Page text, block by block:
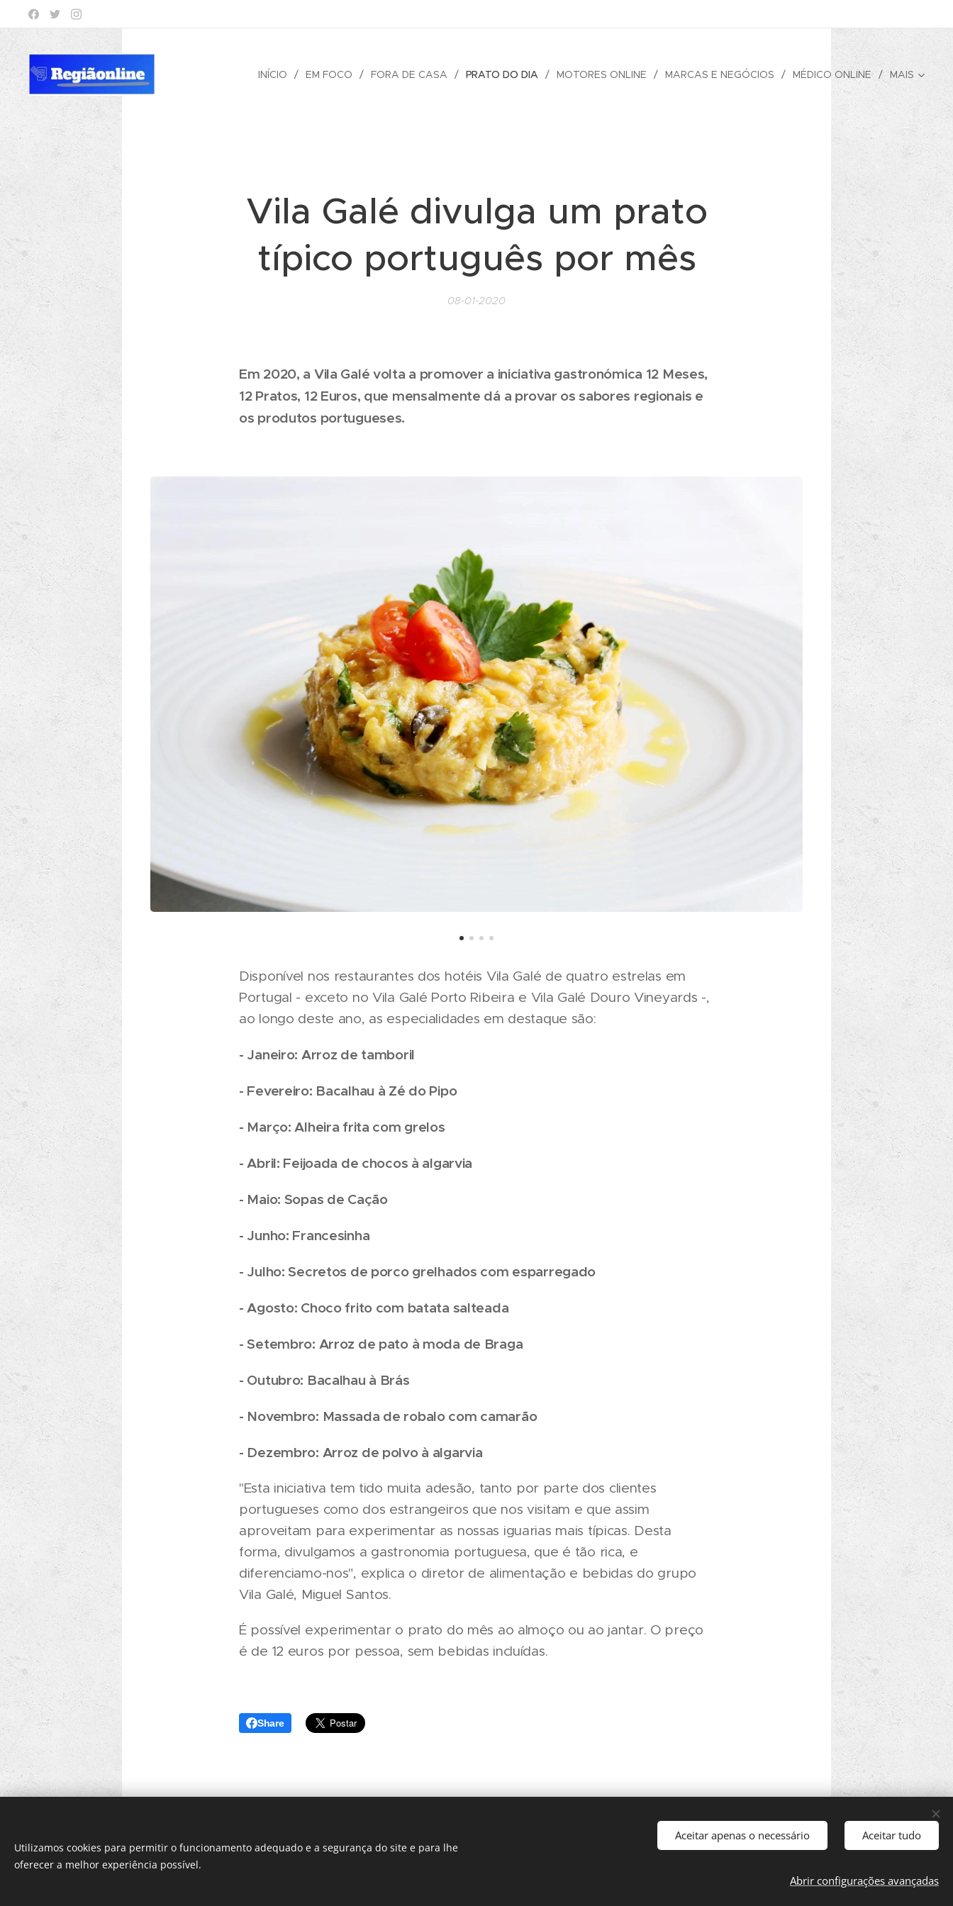
INÍCIO EM FOCO FORA DE CASA PRATO DO DIA MOTORES ONLINE MARCAS E NEGÓCIOS MÉDICO ONLINE MAIS
Vila Galé divulga um prato
típico português por mês
08-01-2020
Em 2020, a Vila Galé volta a promover a iniciativa gastronómica 12 Meses,
12 Pratos, 12 Euros, que mensalmente dá a provar os sabores regionais e
os produtos portugueses.
Disponível nos restaurantes dos hotéis Vila Galé de quatro estrelas em
Portugal - exceto no Vila Galé Porto Ribeira e Vila Galé Douro Vineyards -,
ao longo deste ano, as especialidades em destaque são:
- Janeiro: Arroz de tamboril
- Fevereiro: Bacalhau à Zé do Pipo
- Março: Alheira frita com grelos
- Abril: Feijoada de chocos à algarvia
- Maio: Sopas de Cação
- Junho: Francesinha
- Julho: Secretos de porco grelhados com esparregado
- Agosto: Choco frito com batata salteada
- Setembro: Arroz de pato à moda de Braga
- Outubro: Bacalhau à Brás
- Novembro: Massada de robalo com camarão
- Dezembro: Arroz de polvo à algarvia
"Esta iniciativa tem tido muita adesão, tanto por parte dos clientes
portugueses como dos estrangeiros que nos visitam e que assim
aproveitam para experimentar as nossas iguarias mais típicas. Desta
forma, divulgamos a gastronomia portuguesa, que é tão rica, e
diferenciamo-nos", explica o diretor de alimentação e bebidas do grupo
Vila Galé, Miguel Santos.
É possível experimentar o prato do mês ao almoço ou ao jantar. O preço
é de 12 euros por pessoa, sem bebidas incluídas.
Share
Utilizamos cookies para permitir o funcionamento adequado e a segurança do site e para lhe
oferecer a melhor experiência possível.
Aceitar apenas o necessário Aceitar tudo
Abrir configurações avançadas